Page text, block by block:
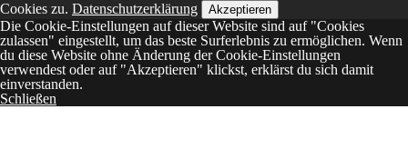
Cookies zu. Datenschutzerklärung Akzeptieren
Die Cookie-Einstellungen auf dieser Website sind auf "Cookies
zulassen" eingestellt, um das beste Surferlebnis zu ermöglichen. Wenn
du diese Website ohne Änderung der Cookie-Einstellungen
verwendest oder auf "Akzeptieren" klickst, erklärst du sich damit
einverstanden.
Schließen